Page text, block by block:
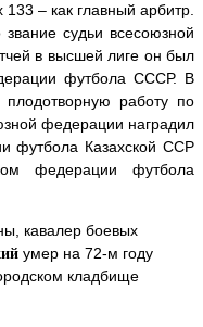
– как главный арбитр.
судьи всесоюзной
в высшей лиге он был
футбола СССР. В
работу по
федерации наградил
футбола Казахской ССР
федерации футбола
кавалер боевых
умер на 72-м году
кладбище